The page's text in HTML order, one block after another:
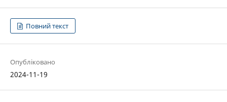
Повний текст
Опубліковано
2024-11-19